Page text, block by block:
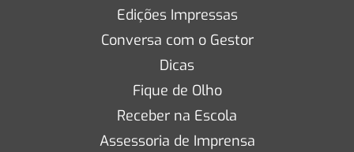
Edições Impressas
Conversa com o Gestor
Dicas
Fique de Olho
Receber na Escola
Assessoria de Imprensa